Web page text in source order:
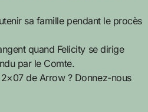
sa famille pendant le procès
quand Felicity se dirige
par le Comte.
de Arrow ? Donnez-nous